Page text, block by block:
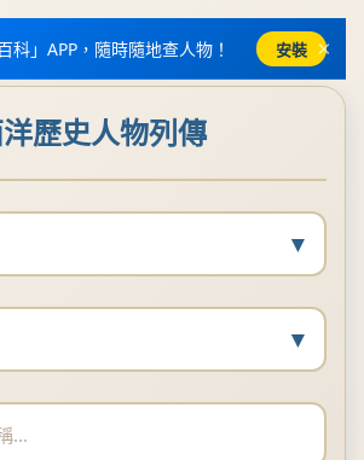
科」APP，隨時隨地查人物！ 安裝 ×
歷史人物列傳
▼
▼